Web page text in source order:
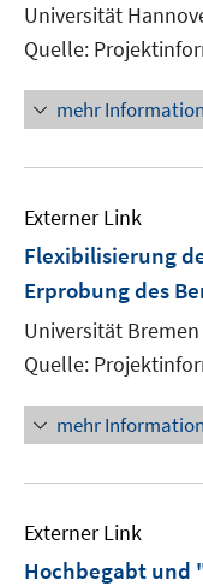
Universität
Quelle:
mehr
Externer Link
Flexibilisierung
Erprobung des
Universität Bremen
Quelle:
mehr
Externer Link
Hochbegabt und